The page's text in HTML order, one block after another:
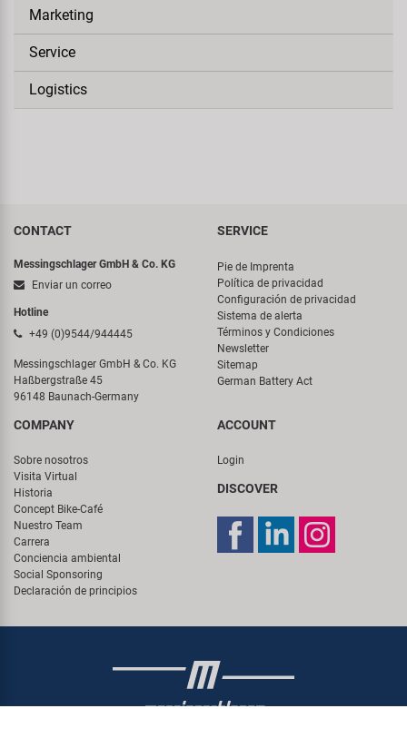
Marketing
Service
Logistics
CONTACT
Messingschlager GmbH & Co. KG
Enviar un correo
Hotline
+49 (0)9544/944445
Messingschlager GmbH & Co. KG
Haßbergstraße 45
96148 Baunach-Germany
SERVICE
Pie de Imprenta
Política de privacidad
Configuración de privacidad
Sistema de alerta
Términos y Condiciones
Newsletter
Sitemap
German Battery Act
COMPANY
Sobre nosotros
Visita Virtual
Historia
Concept Bike-Café
Nuestro Team
Carrera
Conciencia ambiental
Social Sponsoring
Declaración de principios
ACCOUNT
Login
DISCOVER